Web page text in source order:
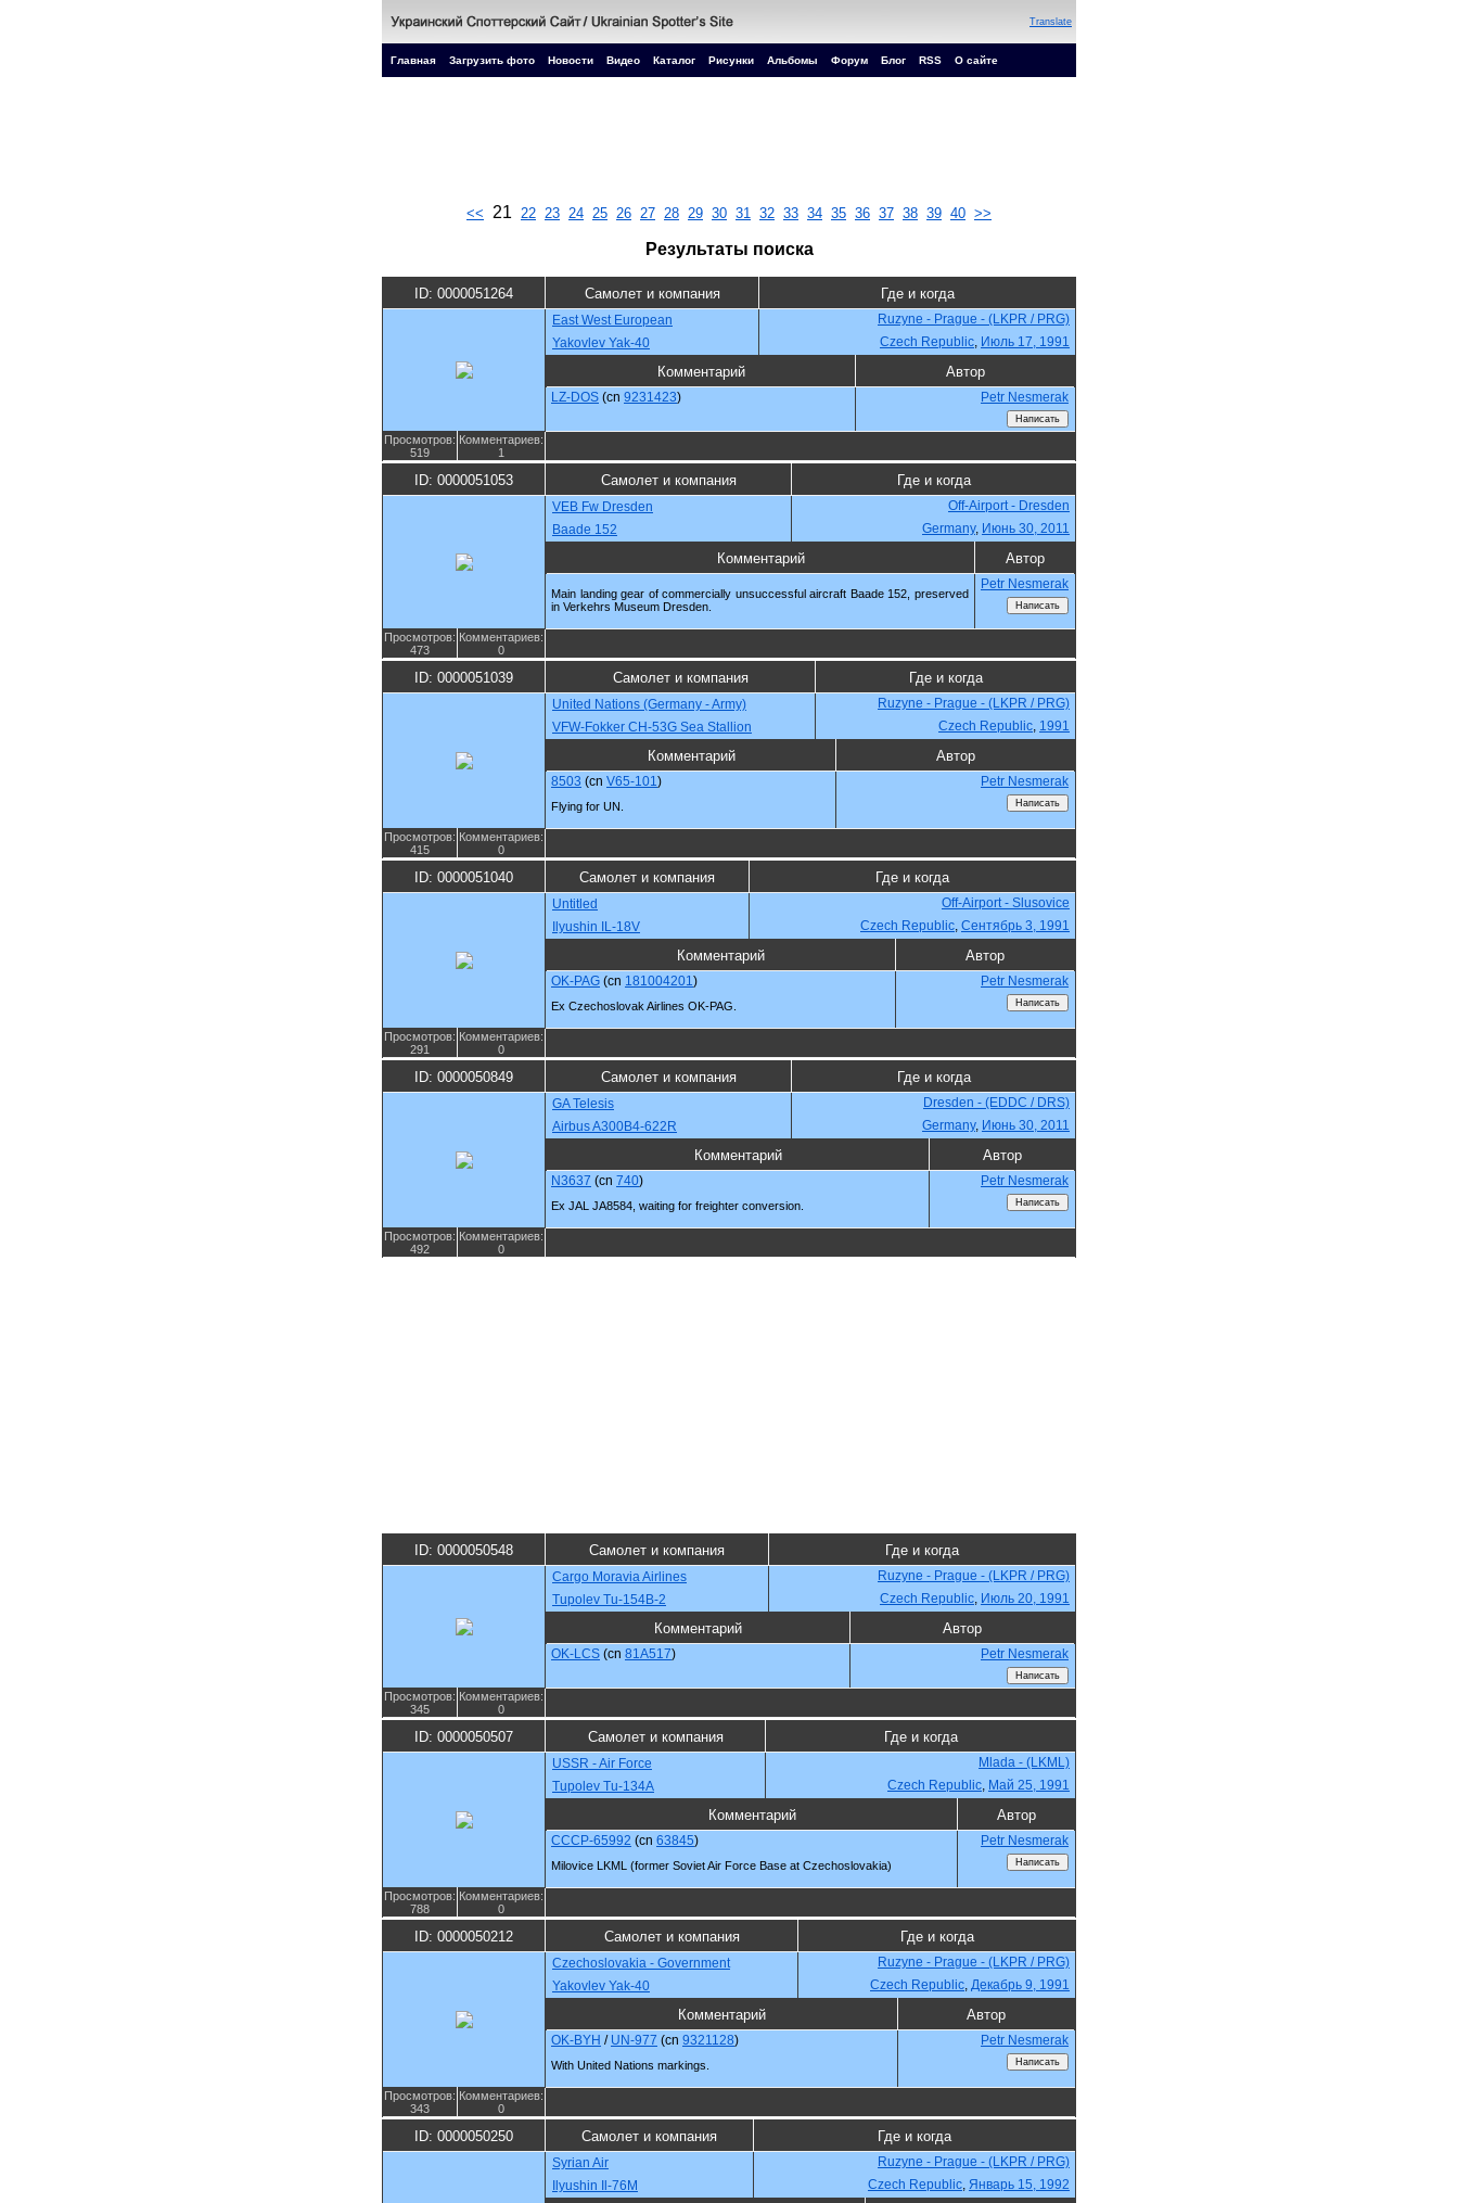
Translate
Главная Загрузить фото Новости Видео Каталог Рисунки Альбомы Форум Блог RSS О сайте
<< 21 22 23 24 25 26 27 28 29 30 31 32 33 34 35 36 37 38 39 40 >>
Результаты поиска
ID: 0000051264 Самолет и компания Где и когда
East West European
Ruzyne - Prague - (LKPR / PRG)
Yakovlev Yak-40
Czech Republic, Июль 17, 1991
Комментарий Автор
LZ-DOS (cn 9231423) Petr Nesmerak
Просмотров:
519
Комментариев:
1
ID: 0000051053 Самолет и компания Где и когда
VEB Fw Dresden
Off-Airport - Dresden
Baade 152
Germany, Июнь 30, 2011
Комментарий Автор
Main landing gear of commercially unsuccessful aircraft Baade 152, preserved
in Verkehrs Museum Dresden.
Petr Nesmerak
Просмотров:
473
Комментариев:
0
ID: 0000051039 Самолет и компания Где и когда
United Nations (Germany - Army)
Ruzyne - Prague - (LKPR / PRG)
VFW-Fokker CH-53G Sea Stallion
Czech Republic, 1991
Комментарий Автор
8503 (cn V65-101)
Flying for UN.
Petr Nesmerak
Просмотров:
415
Комментариев:
0
ID: 0000051040 Самолет и компания Где и когда
Untitled
Off-Airport - Slusovice
Ilyushin IL-18V
Czech Republic, Сентябрь 3, 1991
Комментарий Автор
OK-PAG (cn 181004201)
Ex Czechoslovak Airlines OK-PAG.
Petr Nesmerak
Просмотров:
291
Комментариев:
0
ID: 0000050849 Самолет и компания Где и когда
GA Telesis
Dresden - (EDDC / DRS)
Airbus A300B4-622R
Germany, Июнь 30, 2011
Комментарий Автор
N3637 (cn 740)
Ex JAL JA8584, waiting for freighter conversion.
Petr Nesmerak
Просмотров:
492
Комментариев:
0
ID: 0000050548 Самолет и компания Где и когда
Cargo Moravia Airlines
Ruzyne - Prague - (LKPR / PRG)
Tupolev Tu-154B-2
Czech Republic, Июль 20, 1991
Комментарий Автор
OK-LCS (cn 81A517) Petr Nesmerak
Просмотров:
345
Комментариев:
0
ID: 0000050507 Самолет и компания Где и когда
USSR - Air Force
Mlada - (LKML)
Tupolev Tu-134A
Czech Republic, Май 25, 1991
Комментарий Автор
CCCP-65992 (cn 63845)
Milovice LKML (former Soviet Air Force Base at Czechoslovakia)
Petr Nesmerak
Просмотров:
788
Комментариев:
0
ID: 0000050212 Самолет и компания Где и когда
Czechoslovakia - Government
Ruzyne - Prague - (LKPR / PRG)
Yakovlev Yak-40
Czech Republic, Декабрь 9, 1991
Комментарий Автор
OK-BYH / UN-977 (cn 9321128)
With United Nations markings.
Petr Nesmerak
Просмотров:
343
Комментариев:
0
ID: 0000050250 Самолет и компания Где и когда
Syrian Air
Ruzyne - Prague - (LKPR / PRG)
Ilyushin Il-76M
Czech Republic, Январь 15, 1992